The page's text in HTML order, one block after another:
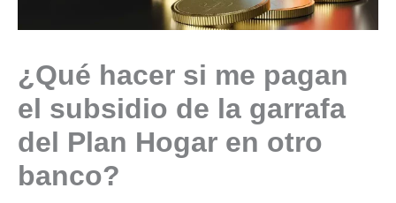
¿Qué hacer si me pagan
el subsidio de la garrafa
del Plan Hogar en otro
banco?